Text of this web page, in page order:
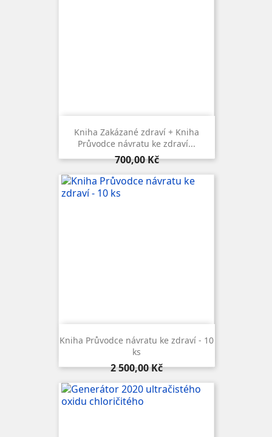
Kniha Zakázané zdraví + Kniha
Průvodce návratu ke zdraví...
Cena
700,00 Kč
Kniha Průvodce návratu ke zdraví - 10
ks
Cena
2 500,00 Kč